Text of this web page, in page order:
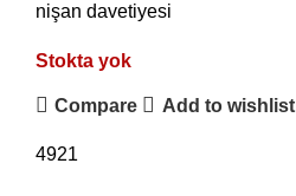
nişan davetiyesi
Stokta yok
Compare Add to wishlist
4921